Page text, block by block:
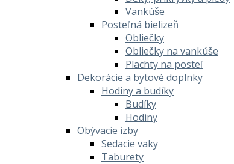
Vankúše
Posteľná bielizeň
Obliečky
Obliečky na vankúše
Plachty na posteľ
Dekorácie a bytové doplnky
Hodiny a budíky
Budíky
Hodiny
Obývacie izby
Sedacie vaky
Taburety